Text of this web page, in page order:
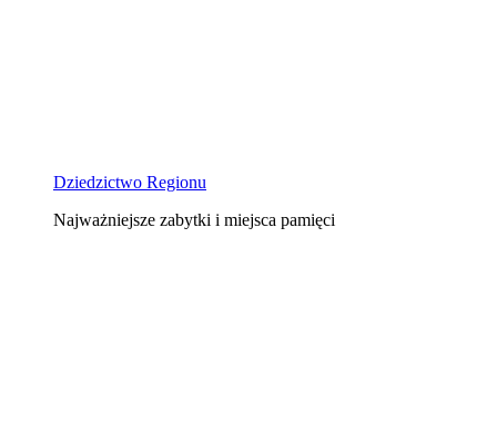
Dziedzictwo Regionu
Najważniejsze zabytki i miejsca pamięci